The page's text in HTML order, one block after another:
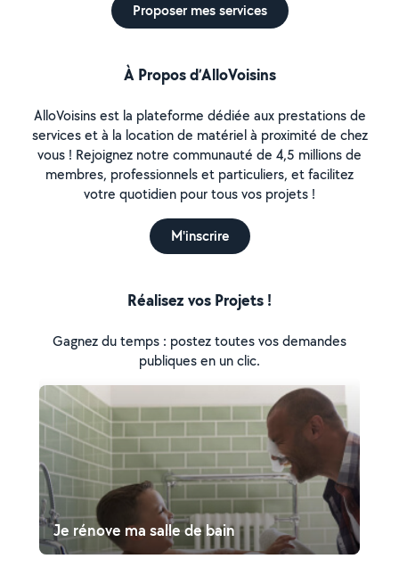
Proposer mes services
À Propos d’AlloVoisins
AlloVoisins est la plateforme dédiée aux prestations de
services et à la location de matériel à proximité de chez
vous ! Rejoignez notre communauté de 4,5 millions de
membres, professionnels et particuliers, et facilitez
votre quotidien pour tous vos projets !
M'inscrire
Réalisez vos Projets !
Gagnez du temps : postez toutes vos demandes
publiques en un clic.
Je rénove ma salle de bain